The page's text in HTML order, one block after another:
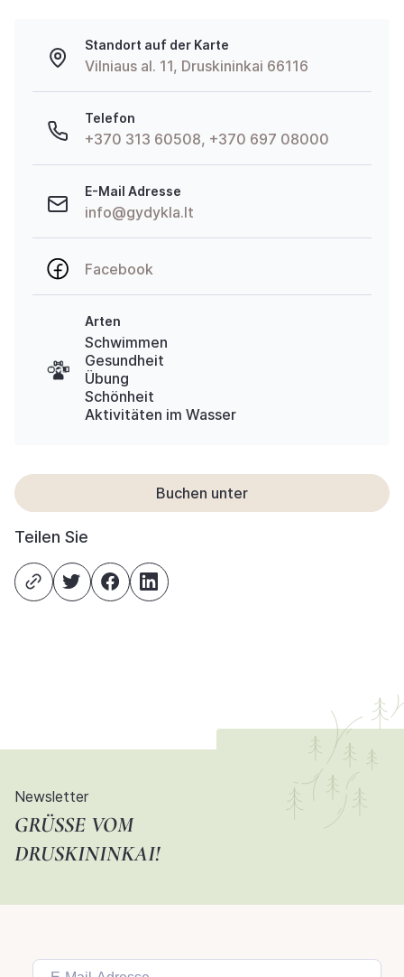
Standort auf der Karte
Vilniaus al. 11, Druskininkai 66116
Telefon
+370 313 60508, +370 697 08000
E-Mail Adresse
info@gydykla.lt
Facebook
Arten
Schwimmen
Gesundheit
Übung
Schönheit
Aktivitäten im Wasser
Buchen unter
Teilen Sie
Newsletter
GRÜSSE VOM D
RUSKININKAI!